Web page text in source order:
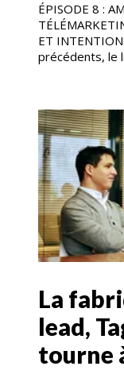
ÉPISODE 8 :
ET
précédents, le
La
lead,
tourne